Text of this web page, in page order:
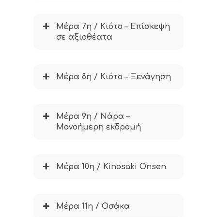
Μέρα 7η / Κιότο – Επίσκεψη
σε αξιοθέατα
Μέρα 8η / Κιότο – Ξενάγηση
Μέρα 9η / Νάρα –
Μονοήμερη εκδρομή
Μέρα 10η / Kinosaki Onsen
Μέρα 11η / Οσάκα